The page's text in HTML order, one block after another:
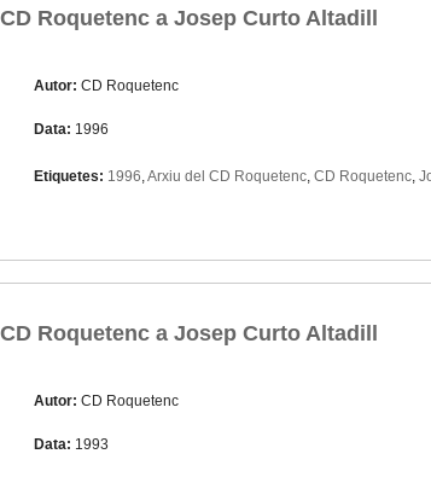
Roquetenc a Josep Curto Altadill
Autor: CD Roquetenc
Data: 1996
Etiquetes: 1996,Arxiu del CD Roquetenc, CD Roquetenc,
Roquetenc a Josep Curto Altadill
Autor: CD Roquetenc
Data: 1993